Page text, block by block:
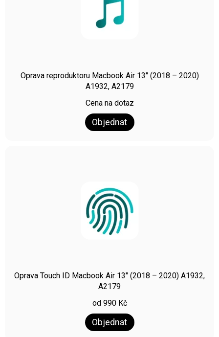
Oprava reproduktoru Macbook Air 13″ (2018 – 2020)
A1932, A2179
Cena na dotaz
Objednat
Oprava Touch ID Macbook Air 13″ (2018 – 2020) A1932,
A2179
od 990 Kč
Objednat